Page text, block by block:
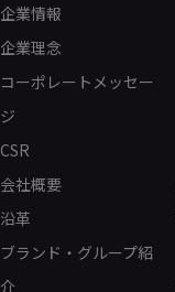
企業情報
企業理念
コーポレートメッセー
ジ
CSR
会社概要
沿革
ブランド・グループ紹
介